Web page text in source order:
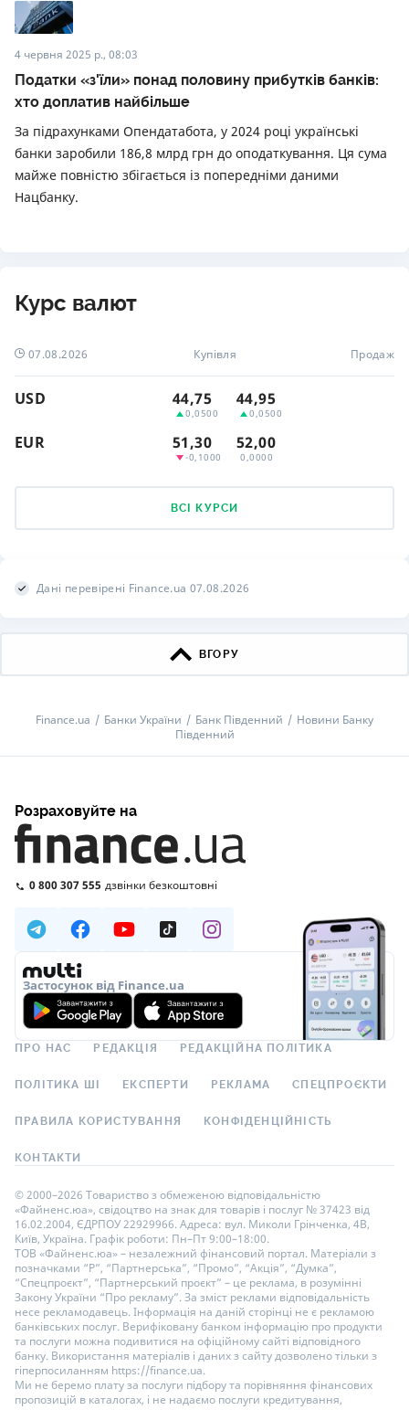
4 червня 2025 р., 08:03
Податки «з'їли» понад половину прибутків банків:
хто доплатив найбільше
За підрахунками Опендатабота, у 2024 році українські
банки заробили 186,8 млрд грн до оподаткування. Ця сума
майже повністю збігається із попередніми даними
Нацбанку.
Курс валют
07.08.2026 Купівля Продаж
USD 44,75
0,0500
44,95
0,0500
EUR 51,30
-0,1000
52,00
0,0000
ВСІ КУРСИ
Дані перевірені Finance.ua 07.08.2026
ВГОРУ
Finance.ua Банки України Банк Південний
Новини Банку
Південний
Розраховуйте на
0 800 307 555 дзвінки безкоштовні
Застосунок від Finance.ua
ПРО НАС РЕДАКЦІЯ РЕДАКЦІЙНА ПОЛІТИКА
ПОЛІТИКА ШІ ЕКСПЕРТИ РЕКЛАМА СПЕЦПРОЄКТИ
ПРАВИЛА КОРИСТУВАННЯ КОНФІДЕНЦІЙНІСТЬ
КОНТАКТИ
© 2000–2026 Товариство з обмеженою відповідальністю
«Файненс.юа», свідоцтво на знак для товарів і послуг № 37423 від
16.02.2004, ЄДРПОУ 22929966. Адреса: вул. Миколи Грінченка, 4В,
Київ, Україна. Графік роботи: Пн–Пт 9:00–18:00.
ТОВ «Файненс.юа» – незалежний фінансовий портал. Матеріали з
позначками “Р”, “Партнерська”, “Промо”, “Акція”, “Думка”,
“Спецпроєкт”, “Партнерський проєкт” – це реклама, в розумінні
Закону України “Про рекламу”. За зміст реклами відповідальність
несе рекламодавець. Інформація на даній сторінці не є рекламою
банківських послуг. Верифіковану банком інформацію про продукти
та послуги можна подивитися на офіційному сайті відповідного
банку. Використання матеріалів і даних з сайту дозволено тільки з
гіперпосиланням https://finance.ua.
Ми не беремо плату за послуги підбору та порівняння фінансових
пропозицій в каталогах, і не надаємо послуги кредитування,